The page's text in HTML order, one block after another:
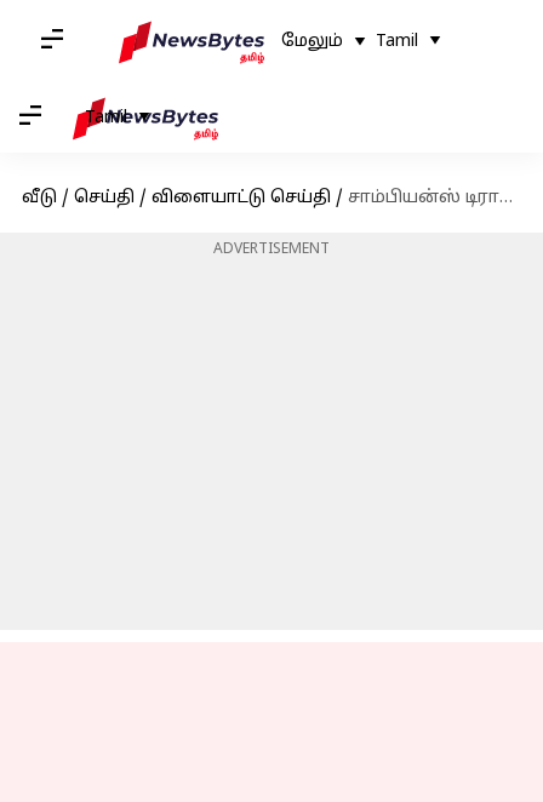
மேலும் Tamil
Tamil
வீடு / செய்தி / விளையாட்டு செய்தி / சாம்பியன்ஸ் டிராபியில் இந்தியா vs பாகிஸ்தான் மோதல் எப்போது? வெளியானது அப்டேட்
ADVERTISEMENT